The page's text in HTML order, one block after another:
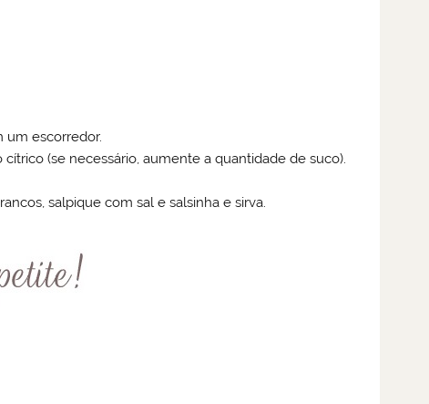
um escorredor.
(se necessário, aumente a quantidade de suco).
salpique com sal e salsinha e sirva.